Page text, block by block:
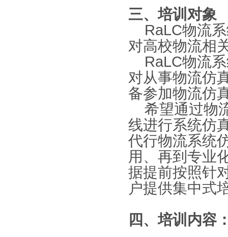
三、培训对象
RaLC物流
对高校物流相
RaLC物流
对从事物流仿
备参加物流仿
希望通过物
线进行系统仿
代行物流系统
用、再到专业
据提前按照针
户提供集中式
四、培训内容